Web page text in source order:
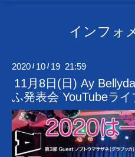
インフォ
2020 / 10 / 19 21:59
11月8日(日) Ay
ふ発表会 YouTubeラ